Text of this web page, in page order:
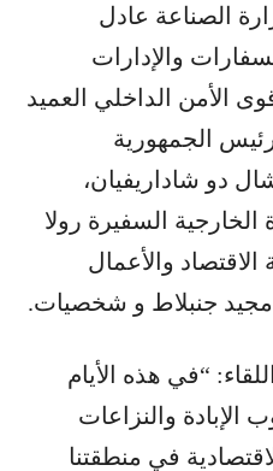
الصناعة عادل
والإدارات
الأمن الداخلي العميد
الجمهورية
دو شاداريفيان،
السفيرة رولا
والأعمال
مجيد جنبلاط و شخصيات.
“في هذه الأيام
والنزاعات
في منطقتنا